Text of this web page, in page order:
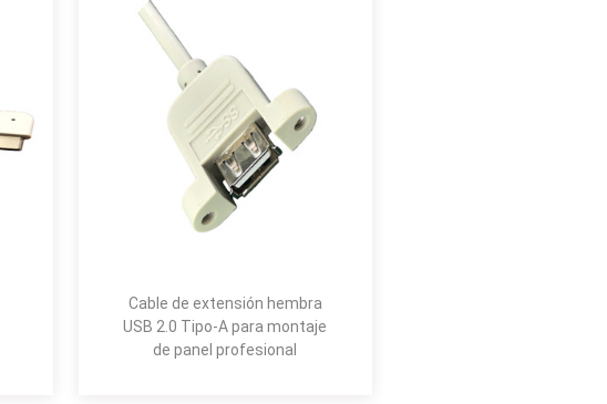
Cable de extensión hembra
USB 2.0 Tipo-A para montaje
de panel profesional